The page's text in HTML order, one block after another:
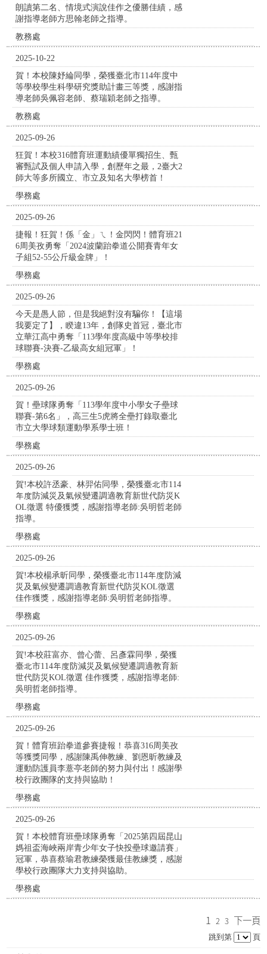
朗讀第二名、情境式演說佳作之優勝佳績，感
謝指導老師方思翰老師之指導。
教務處
2025-10-22
賀！本校陳妤綸同學，榮獲臺北市114年度中
等學校學生科學研究獎助計畫三等獎，感謝指
導老師吳佩容老師、蔡瑞穎老師之指導。
教務處
2025-09-26
狂賀！本校316體育班運動績優單獨招生、甄
審甄試及個人申請入學，創歷年之最，2臺大2
師大等多所國立、市立及知名大學榜首！
學務處
2025-09-26
捷報！狂賀！係「金」ㄟ！金閃閃！體育班21
6周美孜勇奪「2024波蘭跆拳道公開賽青年女
子組52-55公斤級金牌」！
學務處
2025-09-26
今天是愚人節，但是我絕對沒有騙你！【這場
我要定了】，睽違13年，創隊史首冠，臺北市
立華江高中勇奪「113學年度高級中等學校排
球聯賽-決賽-乙級高女組冠軍」！
學務處
2025-09-26
賀！壘球隊勇奪「113學年度中小學女子壘球
聯賽-第6名」，高三生5虎將全壘打錄取臺北
市立大學球類運動學系學士班！
學務處
2025-09-26
賀!本校許丞豪、林羿佑同學，榮獲臺北市114
年度防減災及氣候變遷調適教育新世代防災K
OL徵選 特優獲獎，感謝指導老師:吳明哲老師
指導。
學務處
2025-09-26
賀!本校楊承昕同學，榮獲臺北市114年度防減
災及氣候變遷調適教育新世代防災KOL徵選
佳作獲獎，感謝指導老師:吳明哲老師指導。
學務處
2025-09-26
賀!本校莊富亦、曾心蕾、呂彥霖同學，榮獲
臺北市114年度防減災及氣候變遷調適教育新
世代防災KOL徵選 佳作獲獎，感謝指導老師:
吳明哲老師指導。
學務處
2025-09-26
賀！體育班跆拳道參賽捷報！恭喜316周美孜
等獲獎同學，感謝陳禹伸教練、劉恩昕教練及
運動防護員李薏亭老師的努力與付出！感謝學
校行政團隊的支持與協助！
學務處
2025-09-26
賀！本校體育班壘球隊勇奪「2025第四屆昆山
媽祖盃海峽兩岸青少年女子快投壘球邀請賽」
冠軍，恭喜蔡瑜君教練榮獲最佳教練獎，感謝
學校行政團隊大力支持與協助。
學務處
1 2 3 下一頁
跳到第 頁